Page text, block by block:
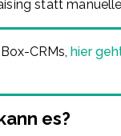
statt
CRMs, hier
es?